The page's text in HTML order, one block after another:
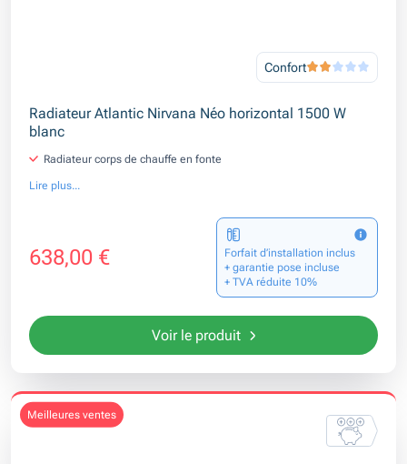
Confort
Radiateur Atlantic Nirvana Néo horizontal 1500 W
blanc
Radiateur corps de chauffe en fonte
Lire plus...
638,00 €
Forfait d’installation inclus
+ garantie pose incluse
+ TVA réduite 10%
Voir le produit
meilleures ventes